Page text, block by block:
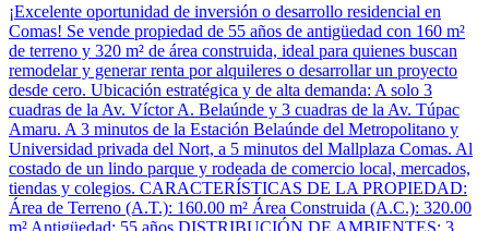
¡Excelente oportunidad de inversión o desarrollo residencial en
Comas! Se vende propiedad de 55 años de antigüedad con 160 m²
de terreno y 320 m² de área construida, ideal para quienes buscan
remodelar y generar renta por alquileres o desarrollar un proyecto
desde cero. Ubicación estratégica y de alta demanda: A solo 3
cuadras de la Av. Víctor A. Belaúnde y 3 cuadras de la Av. Túpac
Amaru. A 3 minutos de la Estación Belaúnde del Metropolitano y
Universidad privada del Nort, a 5 minutos del Mallplaza Comas. Al
costado de un lindo parque y rodeada de comercio local, mercados,
tiendas y colegios. CARACTERÍSTICAS DE LA PROPIEDAD:
Área de Terreno (A.T.): 160.00 m² Área Construida (A.C.): 320.00
m² Antigüedad: 55 años DISTRIBUCIÓN DE AMBIENTES: 3